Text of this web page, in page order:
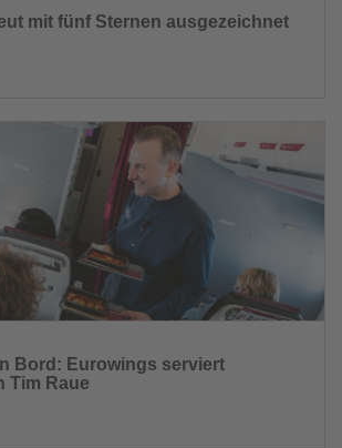
mit fünf Sternen ausgezeichnet
30.04.2026
Bord: Eurowings serviert
Tim Raue